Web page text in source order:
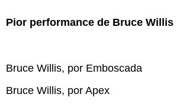
Pior performance de Bruce Willis
Bruce Willis, por Emboscada
Bruce Willis, por Apex